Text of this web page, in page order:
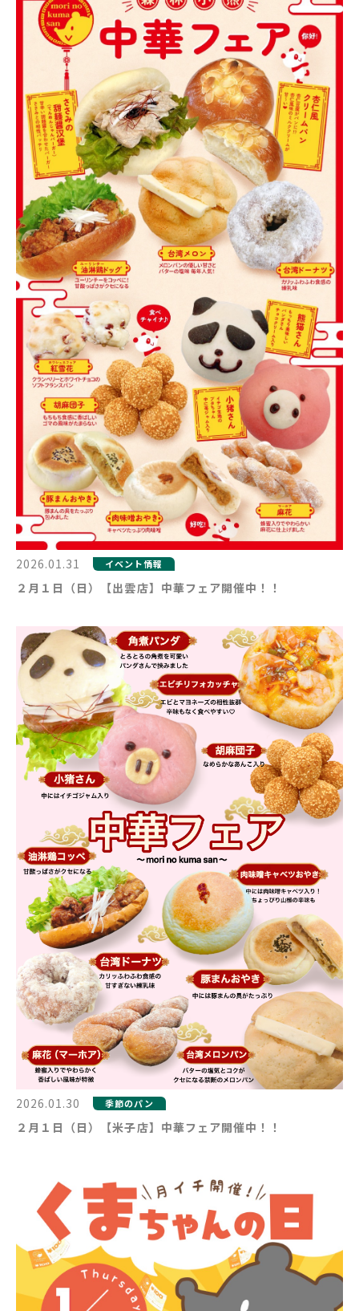
2026.01.31 イベント情報
２月１日（日）【出雲店】中華フェア開催中！！
2026.01.30 季節のパン
２月１日（日）【米子店】中華フェア開催中！！